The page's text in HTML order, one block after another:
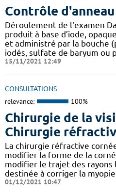
Contrôle
Déroulement de l'examen
produit à base d’iode,
et administré par la bouche
iodés, sulfate de baryum ou
15/11/2021 12:49
CONSULTATIONS
relevance: 100%
Chirurgie de la
Chirurgie
La chirurgie réfractive
modifier la forme de la
modifier le trajet des rayons
destinée à corriger la
01/12/2021 10:47